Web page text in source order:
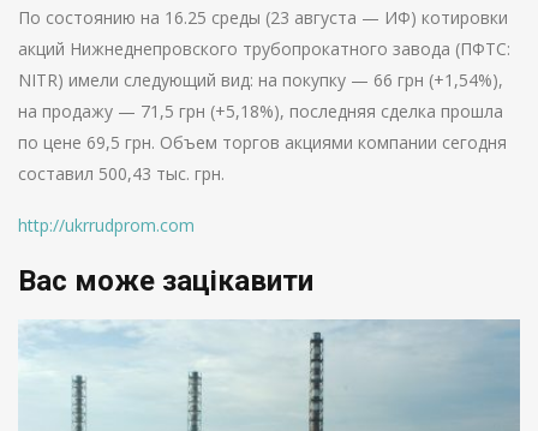
По состоянию на 16.25 среды (23 августа — ИФ) котировки
акций Нижнеднепровского трубопрокатного завода (ПФТС:
NITR) имели следующий вид: на покупку — 66 грн (+1,54%),
на продажу — 71,5 грн (+5,18%), последняя сделка прошла
по цене 69,5 грн. Объем торгов акциями компании сегодня
составил 500,43 тыс. грн.
http://ukrrudprom.com
Вас може зацікавити